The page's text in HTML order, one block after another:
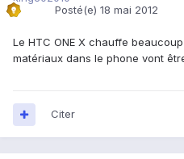
Posté(e) 18 mai 2012
Le HTC ONE X chauffe
matériaux dans le phone vont
Citer